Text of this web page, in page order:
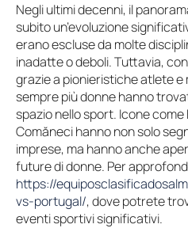
Negli ultimi decenni, il
subito un’evoluzione
erano escluse da molte
inadatte o deboli. Tuttavia,
grazie a pionieristiche atlete e
sempre più donne hanno
spazio nello sport. Icone come
Comăneci hanno non solo
imprese, ma hanno anche
future di donne. Per
https://
vs-portugal/, dove potrete
eventi sportivi significativi.